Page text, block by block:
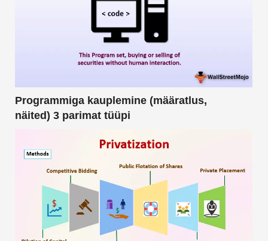
Programmiga kauplemine (määratlus,
näited) 3 parimat tüüpi